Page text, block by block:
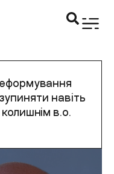
навіть
в.о.